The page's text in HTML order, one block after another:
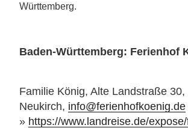
Württemberg.
Baden-Württemberg: Ferienhof
Familie König, Alte Landstraße 30,
Neukirch, info@ferienhofkoenig.de
» https://www.landreise.de/